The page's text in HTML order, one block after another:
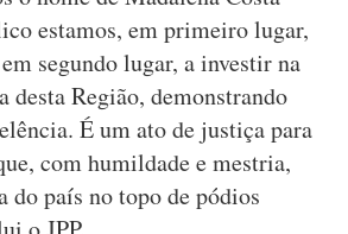
estamos, em primeiro lugar,
segundo lugar, a investir na
Região, demonstrando
É um ato de justiça para
com humildade e mestria,
do país no topo de pódios